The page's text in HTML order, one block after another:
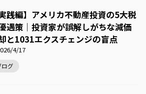
実践編】アメリカ不動産投資の5大税
遇策｜投資家が誤解しがちな減価
と1031エクスチェンジの盲点
4/17
ログ